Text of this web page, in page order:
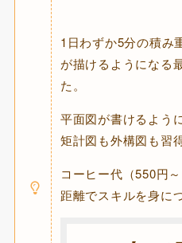
1日わずか5分の積み
が描けるようになる
た。
平面図が書けるよう
矩計図も外構図も習
コーヒー代（550円
距離でスキルを身に